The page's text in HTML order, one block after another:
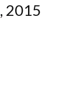
, 2015